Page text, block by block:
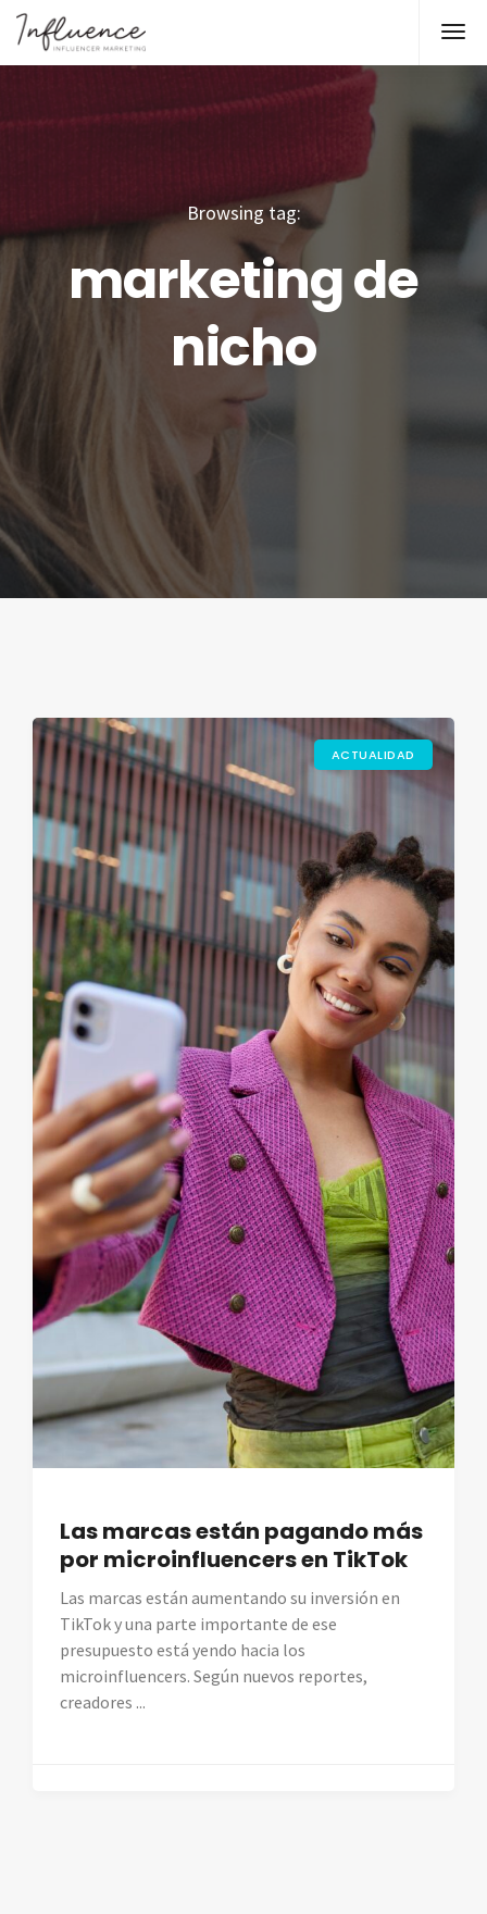
Browsing tag:
marketing de
nicho
ACTUALIDAD
Las marcas están pagando más
por microinfluencers en TikTok
Las marcas están aumentando su inversión en
TikTok y una parte importante de ese
presupuesto está yendo hacia los
microinfluencers. Según nuevos reportes,
creadores ...